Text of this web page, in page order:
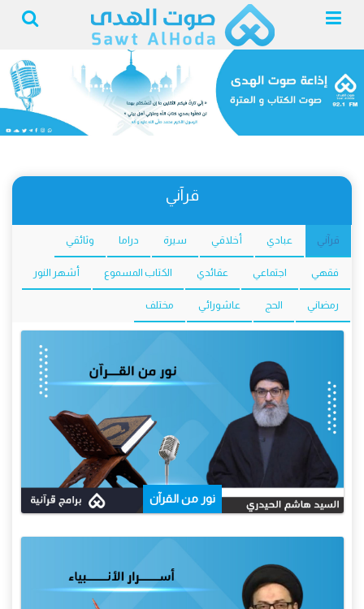
قرآني
قرآني عبادي أخلاقي سيرة دراما وثائقي
فقهي اجتماعي عقائدي الكتاب المسموع أشهر النور
رمضاني الحج عاشورائي مختلف
نور من القرآن